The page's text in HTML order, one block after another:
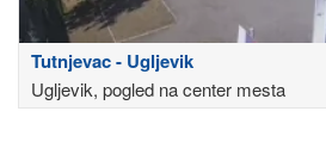
Tutnjevac - Ugljevik
Ugljevik, pogled na center mesta